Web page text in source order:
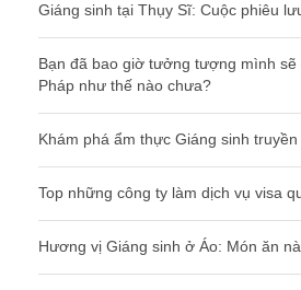
Giáng sinh tại Thụy Sĩ: Cuộc phiêu
Bạn đã bao giờ tưởng tượng mình sẽ
Pháp như thế nào chưa?
Khám phá ẩm thực Giáng sinh
Top những công ty làm dịch vụ visa
Hương vị Giáng sinh ở Áo: Món ăn